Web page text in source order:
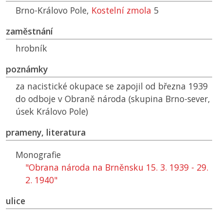
Brno-Královo Pole, Kostelní zmola 5
zaměstnání
hrobník
poznámky
za nacistické okupace se zapojil od března 1939
do odboje v Obraně národa (skupina Brno-sever,
úsek Královo Pole)
prameny, literatura
Monografie
"Obrana národa na Brněnsku 15. 3. 1939 - 29.
2. 1940"
ulice